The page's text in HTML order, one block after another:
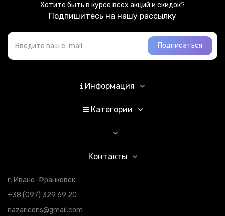
Хотите быть в курсе всех акций и скидок?
Подпишитесь на нашу рассылку
Подписаться
Информация
Категории
Контакты
г. Ивано-Франковск
+38 (097) 329 69 20
nazaricons@gmail.com